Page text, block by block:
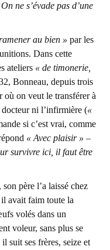
ne s’évade pas d’une
au bien » par les
Dans cette
ateliers « de timonerie,
Bonneau, depuis trois
où on veut le transférer à
ni l’infirmière («
si c’est vrai, comme
« Avec plaisir » –
survivre ici, il faut être
père l’a laissé chez
avait faim toute la
volés dans un
voleur, sans plus se
suit ses frères, seize et